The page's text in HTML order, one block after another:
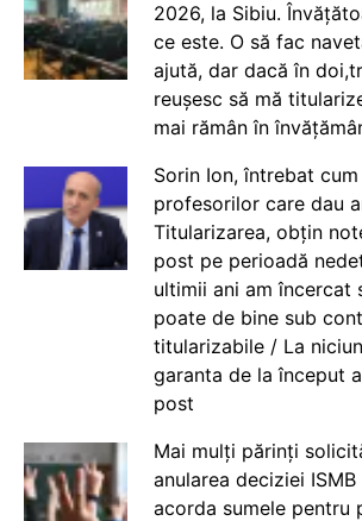
2026, la Sibiu.
ce este. O să fac
ajută, dar dacă în
reușesc să mă
mai rămân în
Sorin Ion, întrebat
profesorilor care dau
Titularizarea, obțin
post pe perioadă
ultimii ani am încercat
poate de bine sub
titularizabile / La
garanta de la început
post
Mai mulți părinți
anularea deciziei
acorda sumele pentru